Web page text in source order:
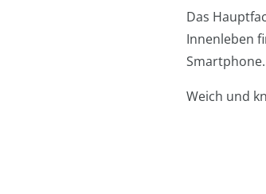
Das
Innenleben
Weich und